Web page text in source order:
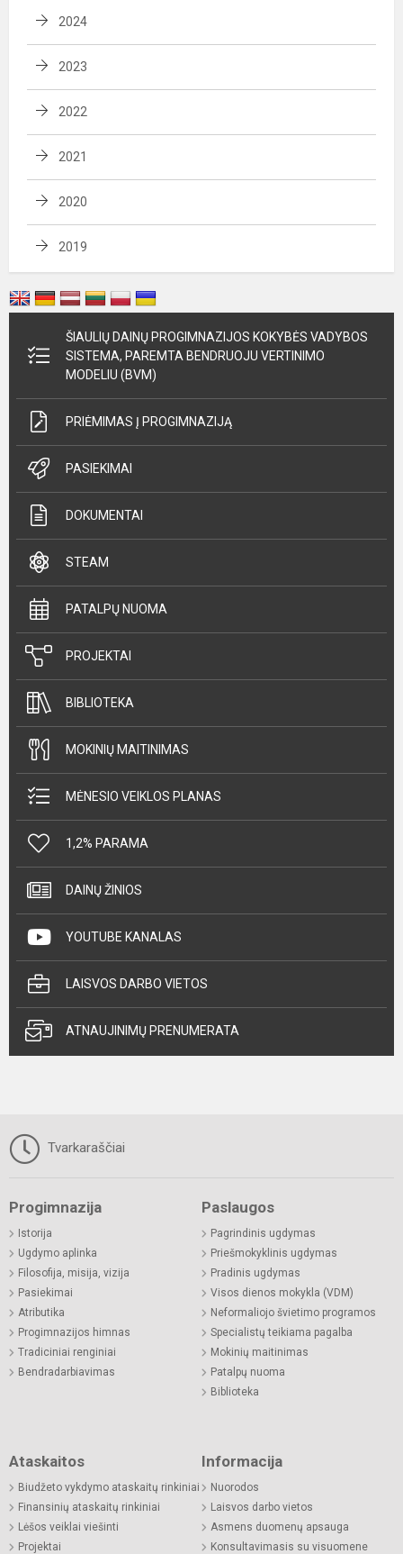
2024
2023
2022
2021
2020
2019
ŠIAULIŲ DAINŲ PROGIMNAZIJOS KOKYBĖS VADYBOS
SISTEMA, PAREMTA BENDRUOJU VERTINIMO
MODELIU (BVM)
PRIĖMIMAS Į PROGIMNAZIJĄ
PASIEKIMAI
DOKUMENTAI
STEAM
PATALPŲ NUOMA
PROJEKTAI
BIBLIOTEKA
MOKINIŲ MAITINIMAS
MĖNESIO VEIKLOS PLANAS
1,2% PARAMA
DAINŲ ŽINIOS
YOUTUBE KANALAS
LAISVOS DARBO VIETOS
ATNAUJINIMŲ PRENUMERATA
Tvarkaraščiai
Progimnazija
Istorija
Ugdymo aplinka
Filosofija, misija, vizija
Pasiekimai
Atributika
Progimnazijos himnas
Tradiciniai renginiai
Bendradarbiavimas
Paslaugos
Pagrindinis ugdymas
Priešmokyklinis ugdymas
Pradinis ugdymas
Visos dienos mokykla (VDM)
Neformaliojo švietimo programos
Specialistų teikiama pagalba
Mokinių maitinimas
Patalpų nuoma
Biblioteka
Ataskaitos
Biudžeto vykdymo ataskaitų rinkiniai
Finansinių ataskaitų rinkiniai
Lėšos veiklai viešinti
Projektai
Informacija
Nuorodos
Laisvos darbo vietos
Asmens duomenų apsauga
Konsultavimasis su visuomene